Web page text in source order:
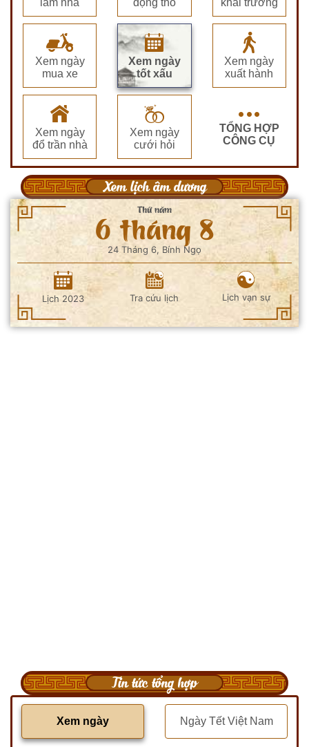
làm nhà động thổ khai trương
Xem ngày
mua xe
Xem ngày
tốt xấu
Xem ngày
xuất hành
Xem ngày
đổ trần nhà
Xem ngày
cưới hỏi
TỔNG HỢP
CÔNG CỤ
Xem lịch âm dương
Thứ năm
6 tháng 8
24 Tháng 6, Bính Ngọ
Lịch 2023 Tra cứu lịch Lịch vạn sự
Tin tức tổng hợp
Xem ngày Ngày Tết Việt Nam